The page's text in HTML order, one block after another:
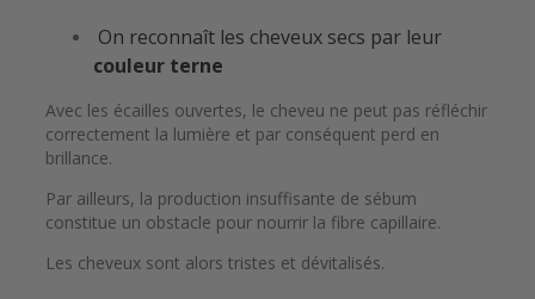
On reconnaît les cheveux secs par leur
couleur terne
Avec les écailles ouvertes, le cheveu ne peut pas réfléchir
correctement la lumière et par conséquent perd en
brillance.
Par ailleurs, la production insuffisante de sébum
constitue un obstacle pour nourrir la fibre capillaire.
Les cheveux sont alors tristes et dévitalisés.